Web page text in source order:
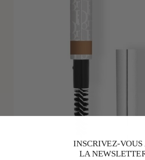
INSCRIVEZ-VOUS
LA